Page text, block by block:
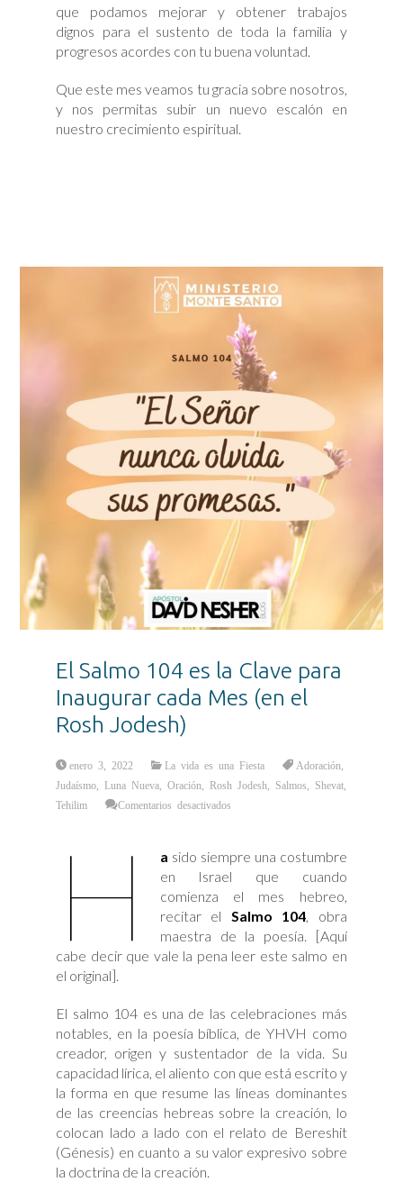
que podamos mejorar y obtener trabajos
dignos para el sustento de toda la familia y
progresos acordes con tu buena voluntad.
Que este mes veamos tu gracia sobre nosotros,
y nos permitas subir un nuevo escalón en
nuestro crecimiento espiritual.
El Salmo 104 es la Clave para
Inaugurar cada Mes (en el
Rosh Jodesh)
enero 3, 2022 La vida es una Fiesta Adoración
Judaísmo
Luna Nueva ,Oración Rosh Jodesh Salmos Shevat
Tehilim
Comentarios desactivados
la
Clave
Inaugurar
cada
(en
Rosh
Jodesh)
H a sido siempre una costumbre
en Israel que cuando
comienza el mes hebreo,
recitar el Salmo 104, obra
maestra de la poesía. [Aquí
cabe decir que vale la pena leer este salmo en
el original].
El salmo 104 es una de las celebraciones más
notables, en la poesía bíblica, de YHVH como
creador, origen y sustentador de la vida. Su
capacidad lírica, el aliento con que está escrito y
la forma en que resume las líneas dominantes
de las creencias hebreas sobre la creación, lo
colocan lado a lado con el relato de Bereshit
(Génesis) en cuanto a su valor expresivo sobre
la doctrina de la creación.